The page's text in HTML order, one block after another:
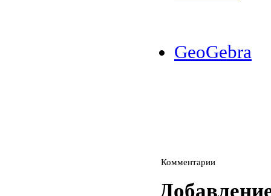
GeoGebra
Комментарии